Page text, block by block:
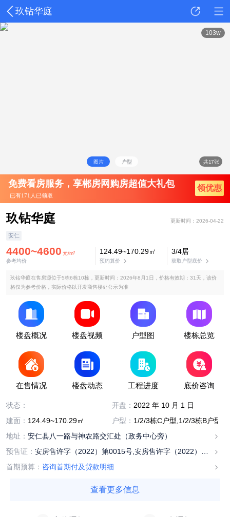
玖钻华庭
图片 户型 共17张
103w
详情 点评
免费看房服务，享郴房网购房超值大礼包
已有171人已领取
领优惠
玖钻华庭 更新时间：2026-04-22
安仁
4400~4600 元/m²
参考均价
124.49~170.29㎡
预约算价
3/4居
获取户型底价
玖钻华庭在售房源位于5栋6栋10栋，更新时间：2026年8月1日，价格有效期：31天，该价
格仅为参考价格，实际价格以开发商售楼处公示为准
楼盘概况 楼盘视频 户型图 楼栋总览
在售情况 楼盘动态 工程进度 底价咨询
状态： 开盘： 2022 年 10 月 1 日
建面： 124.49~170.29㎡ 户型： 1/2/3栋C户型,1/2/3栋B户型
地址： 安仁县八一路与神农路交汇处（政务中心旁）
预售证： 安房售许字（2022）第0015号,安房售许字（2022）第
0016号,安房售许...
首期预算： 咨询首期付及贷款明细
查看更多信息